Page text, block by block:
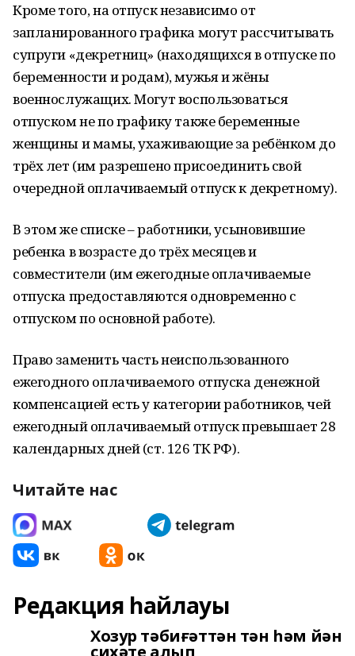
Кроме того, на отпуск независимо от
запланированного графика могут рассчитывать
супруги «декретниц» (находящихся в отпуске по
беременности и родам), мужья и жёны
военнослужащих. Могут воспользоваться
отпуском не по графику также беременные
женщины и мамы, ухаживающие за ребёнком до
трёх лет (им разрешено присоединить свой
очередной оплачиваемый отпуск к декретному).
В этом же списке – работники, усыновившие
ребенка в возрасте до трёх месяцев и
совместители (им ежегодные оплачиваемые
отпуска предоставляются одновременно с
отпуском по основной работе).
Право заменить часть неиспользованного
ежегодного оплачиваемого отпуска денежной
компенсацией есть у категории работников, чей
ежегодный оплачиваемый отпуск превышает 28
календарных дней (ст. 126 ТК РФ).
Читайте нас
Редакция һайлауы
Хозур тәбиғәттән тән һәм йән
сихәте алып